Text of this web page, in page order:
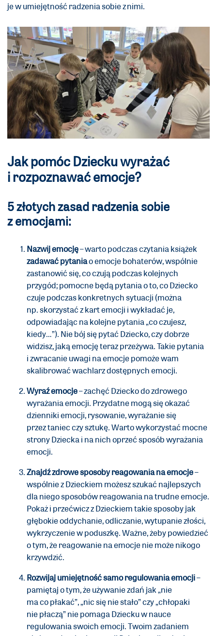
je w umiejętność radzenia sobie z nimi.
Jak pomóc Dziecku wyrażać
i rozpoznawać emocje?
5 złotych zasad radzenia sobie
z emocjami:
Nazwij emocję– warto podczas czytania książek
zadawać pytaniao emocje bohaterów, wspólnie
zastanowić się, co czują podczas kolejnych
przygód; pomocne będą pytania o to, co Dziecko
czuje podczas konkretnych sytuacji (można
np. skorzystać z kart emocji i wykładać je,
odpowiadając na kolejne pytania „co czujesz,
kiedy…”). Nie bój się pytać Dziecko, czy dobrze
widzisz, jaką emocję teraz przeżywa. Takie pytania
i zwracanie uwagi na emocje pomoże wam
skalibrować wachlarz dostępnych emocji.
Wyraź emocje– zachęć Dziecko do zdrowego
wyrażania emocji. Przydatne mogą się okazać
dzienniki emocji, rysowanie, wyrażanie się
przez taniec czy sztukę. Warto wykorzystać mocne
strony Dziecka i na nich oprzeć sposób wyrażania
emocji.
Znajdź zdrowe sposoby reagowania na emocje–
wspólnie z Dzieckiem możesz szukać najlepszych
dla niego sposobów reagowania na trudne emocje.
Pokaż i przećwicz z Dzieckiem takie sposoby jak
głębokie oddychanie, odliczanie, wytupanie złości,
wykrzyczenie w poduszkę. Ważne, żeby powiedzieć
o tym, że reagowanie na emocje nie może nikogo
krzywdzić.
Rozwijaj umiejętność samo regulowania emocji–
pamiętaj o tym, że używanie zdań jak „nie
ma co płakać”, „nic się nie stało” czy „chłopaki
nie płaczą” nie pomaga Dziecku w nauce
regulowania swoich emocji. Twoim zadaniem